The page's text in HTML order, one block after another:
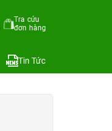
Tra cứu
đơn hàng
Tin Tức